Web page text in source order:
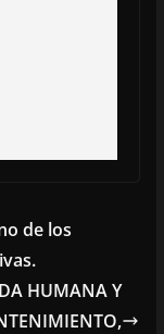
de los
HUMANA Y